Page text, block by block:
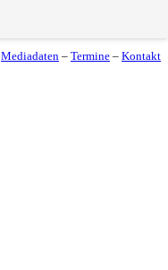
Mediadaten – Termine – Kontakt